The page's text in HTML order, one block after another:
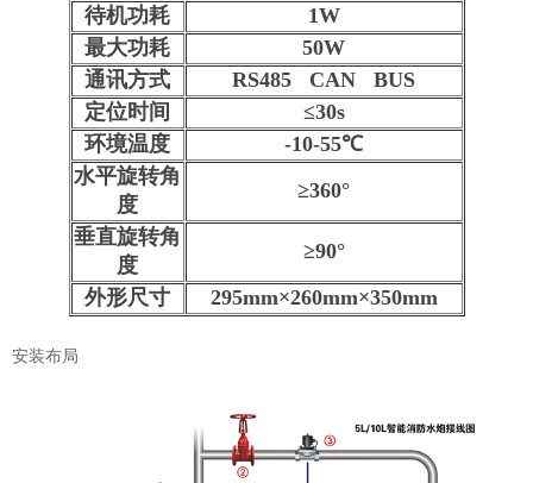
待机功耗
1W
最大功耗
50W
通讯方式
RS485 CAN BUS
定位时间
≤30s
环境温度
-10-55℃
水平旋转角
度
≥360°
垂直旋转角
度
≥90°
外形尺寸
295mm×260mm×350mm
安装布局